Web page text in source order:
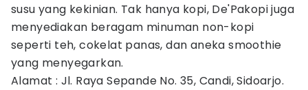
susu yang kekinian. Tak hanya kopi, De'Pakopi juga
menyediakan beragam minuman non-kopi
seperti teh, cokelat panas, dan aneka smoothie
yang menyegarkan.
Alamat : Jl. Raya Sepande No. 35, Candi, Sidoarjo.